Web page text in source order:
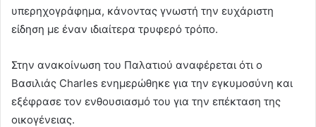
υπερηχογράφημα, κάνοντας γνωστή την ευχάριστη
είδηση με έναν ιδιαίτερα τρυφερό τρόπο.
Στην ανακοίνωση του Παλατιού αναφέρεται ότι ο
Βασιλιάς Charles ενημερώθηκε για την εγκυμοσύνη και
εξέφρασε τον ενθουσιασμό του για την επέκταση της
οικογένειας.